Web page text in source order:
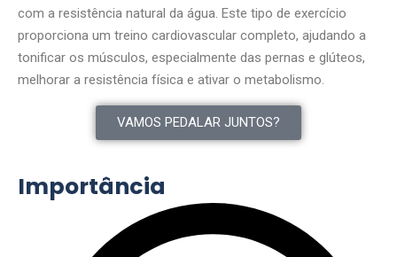
com a resistência natural da água. Este tipo de exercício
proporciona um treino cardiovascular completo, ajudando a
tonificar os músculos, especialmente das pernas e glúteos,
melhorar a resistência física e ativar o metabolismo.
VAMOS PEDALAR JUNTOS?
Importância